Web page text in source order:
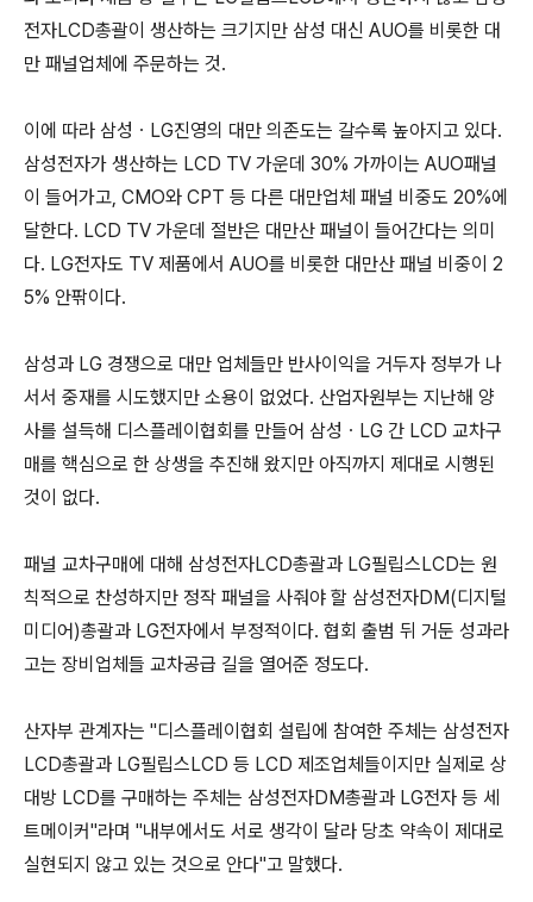
전자LCD총괄이 생산하는 크기지만 삼성 대신 AUO를 비롯한 대
만 패널업체에 주문하는 것.
이에 따라 삼성ㆍLG진영의 대만 의존도는 갈수록 높아지고 있다.
삼성전자가 생산하는 LCD TV 가운데 30% 가까이는 AUO패널
이 들어가고, CMO와 CPT 등 다른 대만업체 패널 비중도 20%에
달한다. LCD TV 가운데 절반은 대만산 패널이 들어간다는 의미
다. LG전자도 TV 제품에서 AUO를 비롯한 대만산 패널 비중이 2
5% 안팎이다.
삼성과 LG 경쟁으로 대만 업체들만 반사이익을 거두자 정부가 나
서서 중재를 시도했지만 소용이 없었다. 산업자원부는 지난해 양
사를 설득해 디스플레이협회를 만들어 삼성ㆍLG 간 LCD 교차구
매를 핵심으로 한 상생을 추진해 왔지만 아직까지 제대로 시행된
것이 없다.
패널 교차구매에 대해 삼성전자LCD총괄과 LG필립스LCD는 원
칙적으로 찬성하지만 정작 패널을 사줘야 할 삼성전자DM(디지털
미디어)총괄과 LG전자에서 부정적이다. 협회 출범 뒤 거둔 성과라
고는 장비업체들 교차공급 길을 열어준 정도다.
산자부 관계자는 "디스플레이협회 설립에 참여한 주체는 삼성전자
LCD총괄과 LG필립스LCD 등 LCD 제조업체들이지만 실제로 상
대방 LCD를 구매하는 주체는 삼성전자DM총괄과 LG전자 등 세
트메이커"라며 "내부에서도 서로 생각이 달라 당초 약속이 제대로
실현되지 않고 있는 것으로 안다"고 말했다.